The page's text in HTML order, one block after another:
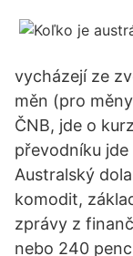
vycházejí ze
měn (pro
ČNB, jde o
převodníku
Australský
komodit,
zprávy z
nebo 240